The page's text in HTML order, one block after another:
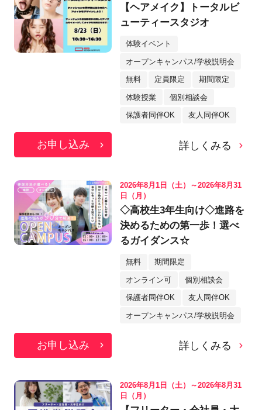
【ヘアメイク】トータルビ
ューティースタジオ
体験イベント
オープンキャンパス/学校説明会
無料 定員限定 期間限定
体験授業 個別相談会
保護者同伴OK 友人同伴OK
お申し込み 詳しくみる
2026年8月1日（土）～2026年8月31
日（月）
◇高校生3年生向け◇進路を
決めるための第一歩！選べ
るガイダンス☆
無料 期間限定
オンライン可 個別相談会
保護者同伴OK 友人同伴OK
オープンキャンパス/学校説明会
お申し込み 詳しくみる
2026年8月1日（土）～2026年8月31
日（月）